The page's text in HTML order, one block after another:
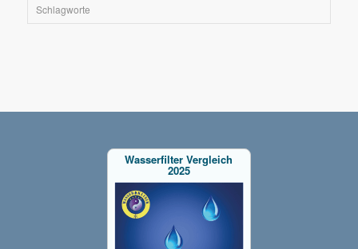
Schlagworte
Wasserfilter Vergleich
2025